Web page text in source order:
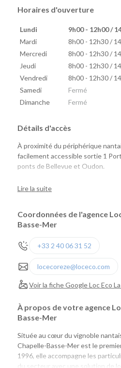
Horaires d'ouverture
Lundi
9h00 - 12h00 /
Mardi
8h00 - 12h30 /
Mercredi
8h00 - 12h30 /
Jeudi
8h00 - 12h30 /
Vendredi
8h00 - 12h30 /
Samedi
Fermé
Dimanche
Fermé
Détails d'accès
À proximité du périphérique
facilement accessible sortie 1
ponts de Bellevue et Oudon.
Lire la suite
Coordonnées de l'agence
Basse-Mer
+33 2 40 06 31 52
locecoreze@loceco.com
Voir la fiche Google Loc Eco
À propos de votre agence
Basse-Mer
Située au cœur du vignoble
Chapelle-Basse-Mer est le
1996, elle accompagne les
du secteur avec une solution de